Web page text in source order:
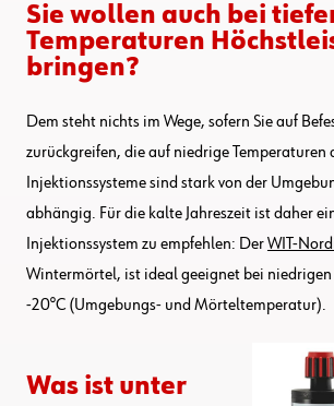
Sie wollen auch bei
Temperaturen
bringen?
Dem steht nichts im Wege, sofern Sie auf
zurückgreifen, die auf niedrige Temperaturen
Injektionssysteme sind stark von der
abhängig. Für die kalte Jahreszeit ist daher
Injektionssystem zu empfehlen: DerWIT-
Wintermörtel, ist ideal geeignet bei niedrigen
-20°C (Umgebungs- und Mörteltemperatur).
Was ist unter